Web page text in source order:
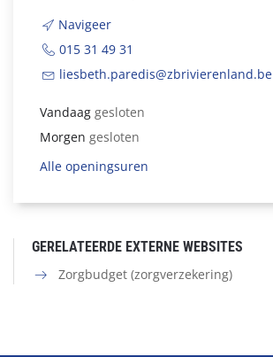
Navigeer
015 31 49 31
liesbeth.paredis@zbrivierenland.be
Vandaag gesloten
Morgen gesloten
Alle openingsuren
GERELATEERDE EXTERNE WEBSITES
Zorgbudget (zorgverzekering)